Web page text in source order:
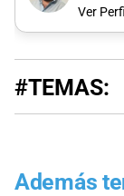
Ver Perfil
#TEMAS:
Además